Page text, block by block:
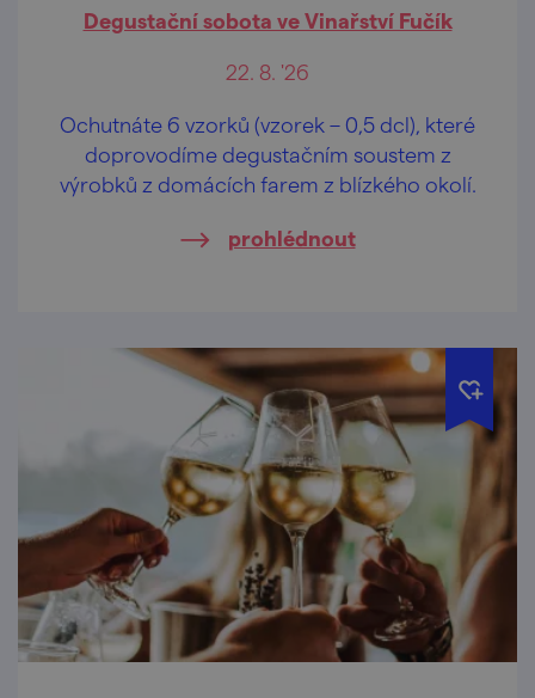
Degustační sobota ve Vinařství Fučík
22. 8. '26
Ochutnáte 6 vzorků (vzorek – 0,5 dcl), které
doprovodíme degustačním soustem z
výrobků z domácích farem z blízkého okolí.
prohlédnout